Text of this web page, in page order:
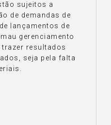
sujeitos a
de demandas de
lançamentos de
gerenciamento
resultados
seja pela falta